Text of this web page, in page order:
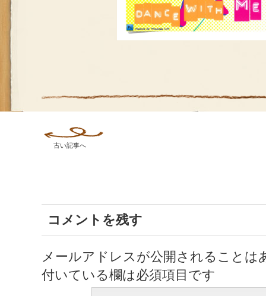
古い記事へ
コメントを残す
メールアドレスが公開されることは
付いている欄は必須項目です